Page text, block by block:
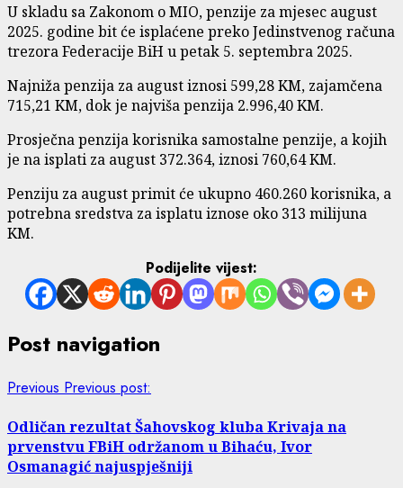
U skladu sa Zakonom o MIO, penzije za mjesec august
2025. godine bit će isplaćene preko Jedinstvenog računa
trezora Federacije BiH u petak 5. septembra 2025.
Najniža penzija za august iznosi 599,28 KM, zajamčena
715,21 KM, dok je najviša penzija 2.996,40 KM.
Prosječna penzija korisnika samostalne penzije, a kojih
je na isplati za august 372.364, iznosi 760,64 KM.
Penziju za august primit će ukupno 460.260 korisnika, a
potrebna sredstva za isplatu iznose oko 313 milijuna
KM.
Podijelite vijest:
Post navigation
Previous Previous post:
Odličan rezultat Šahovskog kluba Krivaja na
prvenstvu FBiH održanom u Bihaću, Ivor
Osmanagić najuspješniji